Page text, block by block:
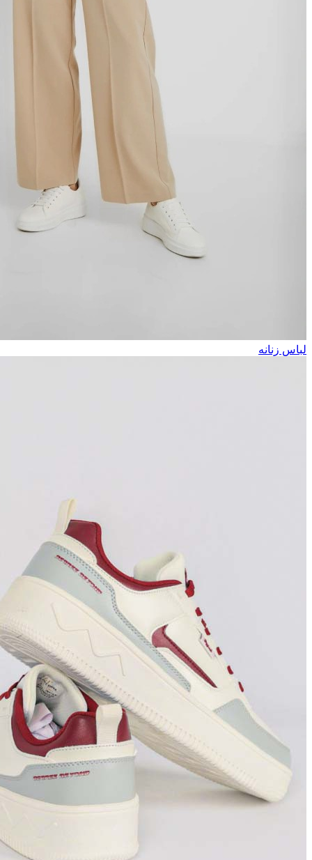
لباس زنانه